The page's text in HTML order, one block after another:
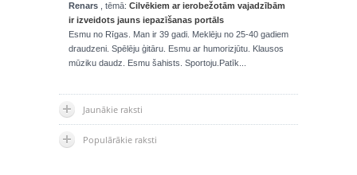
Renars , tēmā: Cilvēkiem ar ierobežotām vajadzībām
ir izveidots jauns iepazīšanas portāls
Esmu no Rīgas. Man ir 39 gadi. Meklēju no 25-40 gadiem
draudzeni. Spēlēju ģitāru. Esmu ar humorizjūtu. Klausos
mūziku daudz. Esmu šahists. Sportoju.Patīk...
Jaunākie raksti
Populārākie raksti